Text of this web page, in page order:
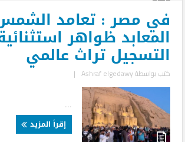
في مصر : تعامد
المعابد ظواهر
التسجيل تراث عالمي
كتب بواسطةAshraf elgedawy
|
إقرأ المزيد